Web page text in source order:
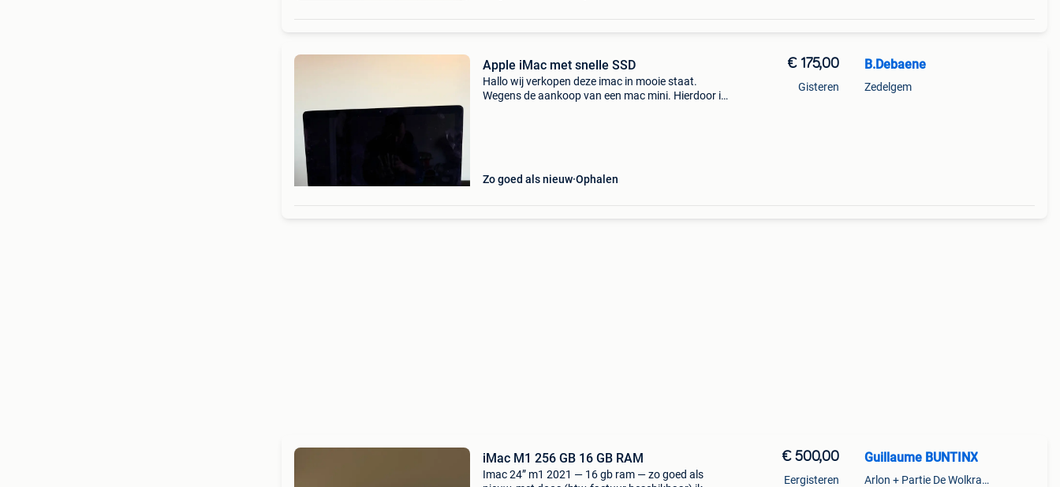
Apple iMac met snelle SSD
Hallo wij verkopen deze imac in mooie staat.
Wegens de aankoop van een mac mini. Hierdoor is
Zo goed als nieuw Ophalen
€ 175,00
Gisteren
B.Debaene
Zedelgem
iMac M1 256 GB 16 GB RAM
Imac 24” m1 2021 — 16 gb ram — zo goed als
€ 500,00
Eergisteren
Guillaume BUNTINX
Arlon + Partie De Wolkrange